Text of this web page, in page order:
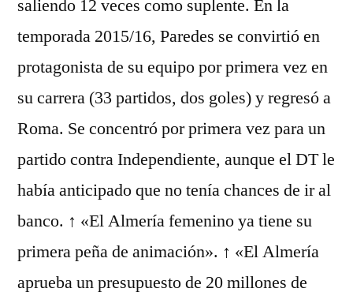
saliendo 12 veces como suplente. En la
temporada 2015/16, Paredes se convirtió en
protagonista de su equipo por primera vez en
su carrera (33 partidos, dos goles) y regresó a
Roma. Se concentró por primera vez para un
partido contra Independiente, aunque el DT le
había anticipado que no tenía chances de ir al
banco. ↑ «El Almería femenino ya tiene su
primera peña de animación». ↑ «El Almería
aprueba un presupuesto de 20 millones de